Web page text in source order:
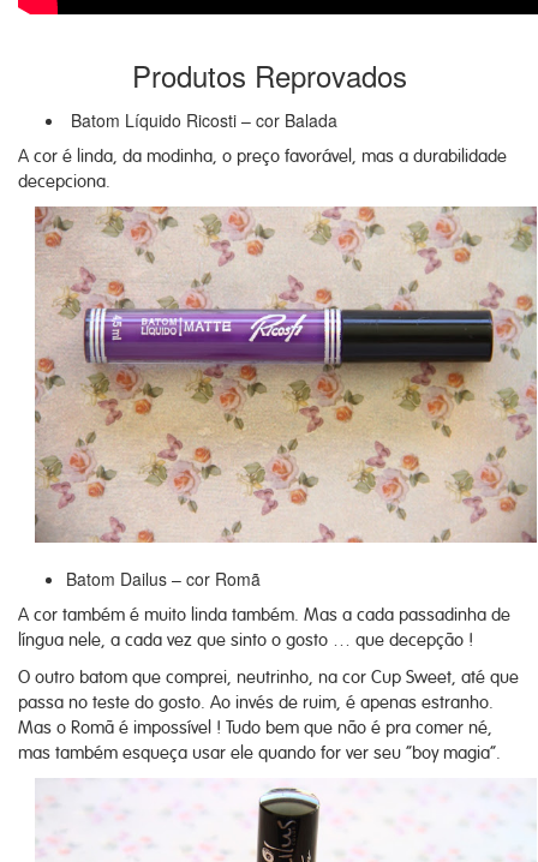
Produtos Reprovados
Batom Líquido Ricosti – cor Balada
A cor é linda, da modinha, o preço favorável, mas a durabilidade
decepciona.
Batom Dailus – cor Romã
A cor também é muito linda também. Mas a cada passadinha de
língua nele, a cada vez que sinto o gosto … que decepção !
O outro batom que comprei, neutrinho, na cor Cup Sweet, até que
passa no teste do gosto. Ao invés de ruim, é apenas estranho.
Mas o Romã é impossível ! Tudo bem que não é pra comer né,
mas também esqueça usar ele quando for ver seu “boy magia”.